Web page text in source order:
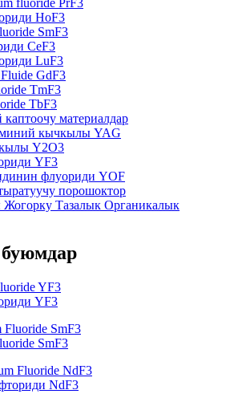
HoF3
SmF3
CeF3
LuF3
GdF3
TmF3
TbF3
материалдар
кычкылы YAG
Y2O3
YF3
флуориди YOF
порошоктор
Тазалык Органикалык
YF3
SmF3
NdF3